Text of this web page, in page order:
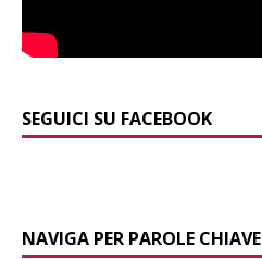
SEGUICI SU FACEBOOK
NAVIGA PER PAROLE CHIAVE